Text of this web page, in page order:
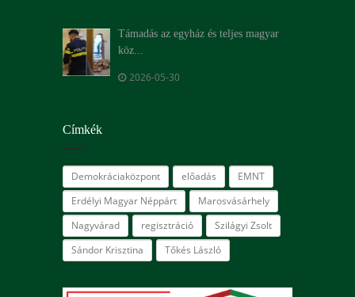
Támadás az egyház és teljes magyar
köz...
2026-05-30
Címkék
Demokráciaközpont előadás
EMNT
Erdélyi Magyar Néppárt
Marosvásárhely
Nagyvárad
regisztráció
Szilágyi Zsolt
Sándor Krisztina
Tőkés László